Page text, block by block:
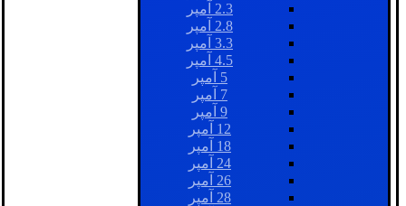
2.3 آمپر
2.8 آمپر
3.3 آمپر
4.5 آمپر
5 آمپر
7 آمپر
9 آمپر
12 آمپر
18 آمپر
24 آمپر
26 آمپر
28 آمپر